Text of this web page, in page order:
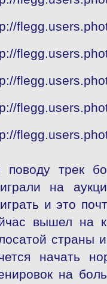
поводу трек
на
и это
вышел на
страны
начать
на